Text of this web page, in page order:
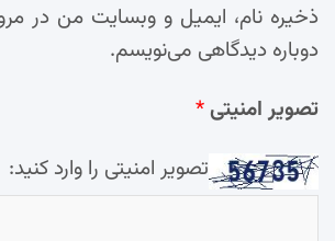
ذخیره نام، ایمیل و وبسایت من در
دوباره دیدگاهی می‌نویسم.
تصویر امنیتی*
تصویر امنیتی را وارد کنید: